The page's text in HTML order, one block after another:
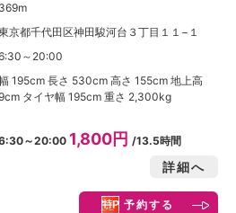
369m
京都千代田区神田駿河台３丁目１１−１
～20:00
195cm 長さ 530cm 高さ 155cm 地上高
タイヤ幅 195cm 重さ 2,300kg
～20:00 1,800円 /13.5時間
詳細へ
予約する